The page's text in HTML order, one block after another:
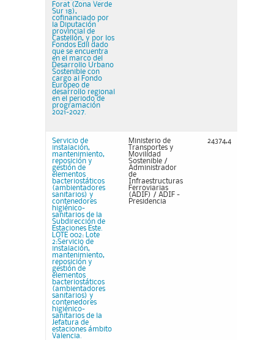
Forat (Zona Verde
Sur 18),
cofinanciado por
la Diputación
provincial de
Castellón, y por los
Fondos Edil dado
que se encuentra
en el marco del
Desarrollo Urbano
Sostenible con
cargo al Fondo
Europeo de
desarrollo regional
en el periodo de
programación
2021-2027.
Servicio de
instalación,
mantenimiento,
reposición y
gestión de
elementos
bacteriostáticos
(ambientadores
sanitarios) y
contenedores
higiénico-
sanitarios de la
Subdirección de
Estaciones Este.
LOTE 002: Lote
2:Servicio de
instalación,
mantenimiento,
reposición y
gestión de
elementos
bacteriostáticos
(ambientadores
sanitarios) y
contenedores
higiénico-
sanitarios de la
Jefatura de
estaciones ámbito
Valencia.
Ministerio de
Transportes y
Movilidad
Sostenible /
Administrador
de
Infraestructuras
Ferroviarias
(ADIF) / ADIF -
Presidencia
24374,4